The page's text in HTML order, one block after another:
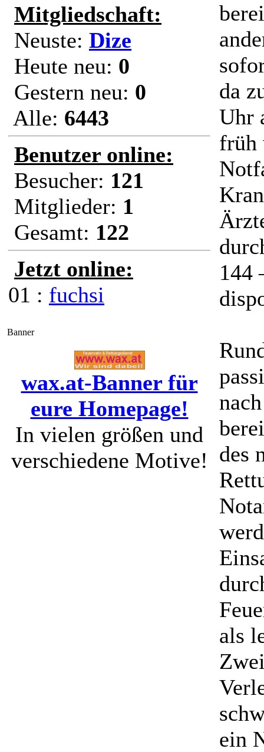
Mitgliedschaft:
Neuste: Dize
Heute neu: 0
Gestern neu: 0
Alle: 6443
Benutzer online:
Besucher: 121
Mitglieder: 1
Gesamt: 122
Jetzt online:
01 : fuchsi
Banner
wax.at-Banner für
eure Homepage!
In vielen größen und
verschiedene Motive!
da
Uhr
früh
144
des
als
ein